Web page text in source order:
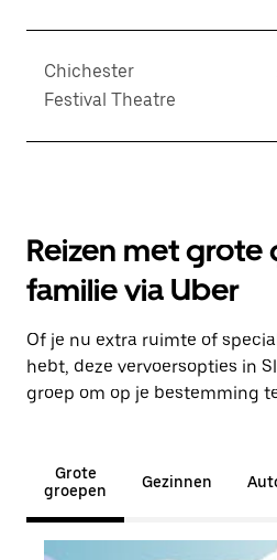
Chichester
Festival Theatre
Reizen met grote
familie via Uber
Of je nu extra ruimte of
hebt, deze vervoersopties in
groep om op je bestemming
Grote
groepen
Gezinnen